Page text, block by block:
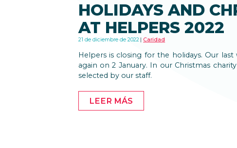
HOLIDAYS AND
AT HELPERS 2022
21 de diciembre de 2022 Caridad
Helpers is closing for the holidays. Our
again on 2 January. In our Christmas
selected by our staff.
LEER MÁS